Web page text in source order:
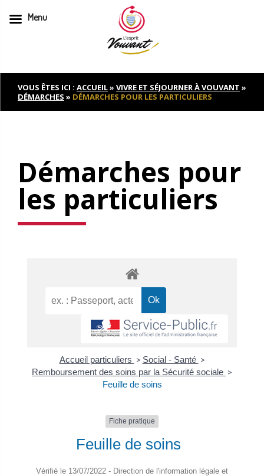
to
contentVOUS ÊTES ICI : ACCUEIL» VIVRE ET SÉJOURNER À VOUVANT »
DÉMARCHES » DÉMARCHES POUR LES PARTICULIERS
Démarches pour
les particuliers
Accueil particuliers > Social - Santé >
Remboursement des soins par la Sécurité sociale >
Feuille de soins
Fiche pratique
Feuille de soins
Vérifié le 13/07/2022 - Direction de l'information légale et
Menu